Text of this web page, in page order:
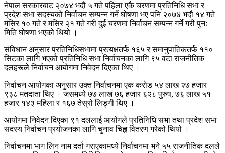
नेपाल सरकारबाट २०७४ भदौ ५ गते पहिला एकै चरणमा प्रतिनिधि सभा र
प्रदेश सभा सदस्यको निर्वाचन सम्पन्न गर्ने घोषणा भए पनि २०७४ भदौ १४ गते
मंसिर १० गते र मंसिर २१ गते गरी दुई चरणमा निर्वाचन सम्पन्न गर्ने गरी पुनः
मिति घोषणा भएको थियो ।
संविधान अनुसार प्रतिनिधिसभामा प्रत्यक्षतर्फ १६५ र समानुपातिकतर्फ ११०
सिटका लागि भएको प्रतिनिधि सभा निर्वाचनका लागि ९५ वटा राजनीतिक
दलहरूले निर्वाचन आयोगमा निवेदन दिएका थिए ।
निर्वाचन आयोगका अनुसार उक्त निर्वाचनमा एक करोड ५४ लाख २७ हजार
९३८ मतदाता थिए । जसमध्ये ७७ लाख ७६ हजार ६२८ पुरुष, ७६ लाख ५१
हजार १४३ महिला र १६७ तेस्रो लिङ्गी थिए ।
आयोगमा निवेदन दिएका ९१ दललाई आयोगले प्रतिनिधि सभा तथा प्रदेश सभा
सदस्य निर्वाचन प्रयोजनका लागि चुनाव चिह्न वितरण गरेको थियो ।
निर्वाचनमा भाग लिन नाम दर्ता गराएकामध्ये निर्वाचनमा भने ५५ राजनीतिक दलले